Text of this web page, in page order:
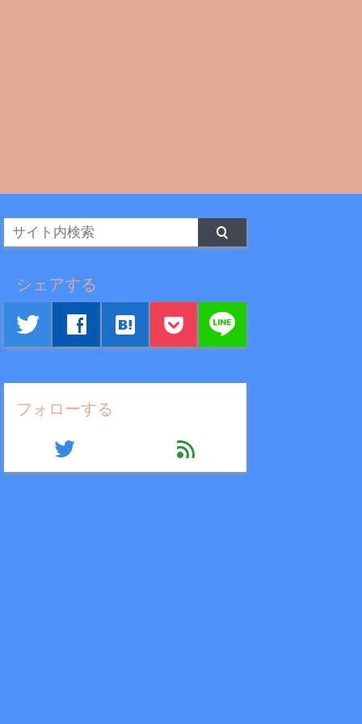
シェアする
twitter facebook hatenabookmark line
フォローする
twitter feed